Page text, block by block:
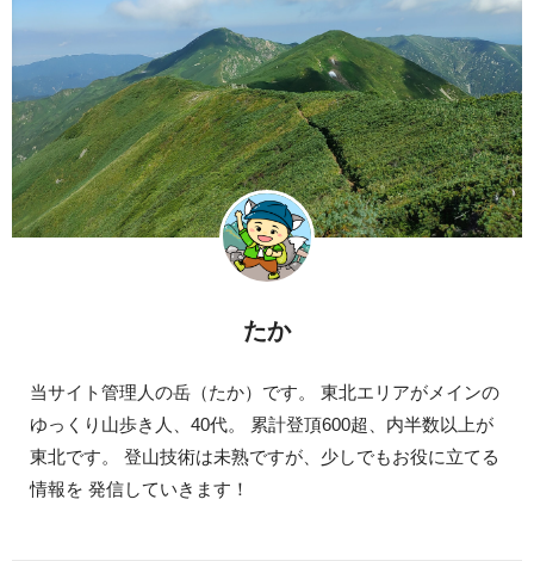
たか
当サイト管理人の岳（たか）です。 東北エリアがメインの
ゆっくり山歩き人、40代。 累計登頂600超、内半数以上が
東北です。 登山技術は未熟ですが、少しでもお役に立てる
情報を 発信していきます！